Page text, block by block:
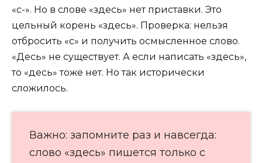
«с-». Но в слове «здесь» нет приставки. Это
цельный корень «здесь». Проверка: нельзя
отбросить «с» и получить осмысленное слово.
«Десь» не существует. А если написать «здесь»,
то «десь» тоже нет. Но так исторически
сложилось.
Важно: запомните раз и навсегда:
слово «здесь» пишется только с